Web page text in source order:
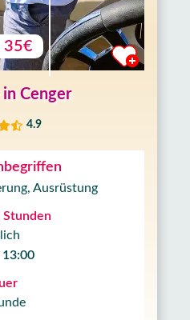
35€
Cenger
4.9
Ausrüstung
Stunden